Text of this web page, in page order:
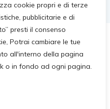
cookie propri e di terze
pubblicitarie e di
presti il consenso
Potrai cambiare le tue
all'interno della pagina
o in fondo ad ogni pagina.